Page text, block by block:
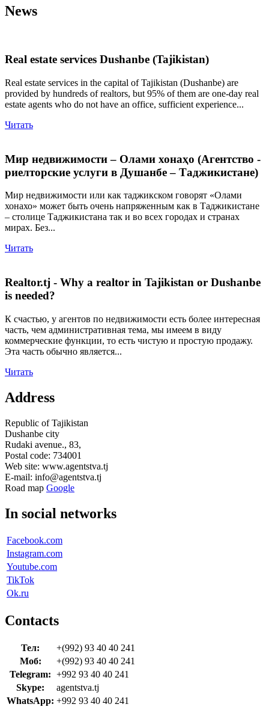
News
Real estate services Dushanbe (Tajikistan)
Real estate services in the capital of Tajikistan (Dushanbe) are
provided by hundreds of realtors, but 95% of them are one-day real
estate agents who do not have an office, sufficient experience...
Читать
Мир недвижимости – Олами хонаҳо (Агентство -
риелторские услуги в Душанбе – Таджикистане)
Мир недвижимости или как таджикском говорят «Олами
хонахо» может быть очень напряженным как в Таджикистане
– столице Таджикистана так и во всех городах и странах
мирах. Без...
Читать
Realtor.tj - Why a realtor in Tajikistan or Dushanbe
is needed?
К счастью, у агентов по недвижимости есть более интересная
часть, чем административная тема, мы имеем в виду
коммерческие функции, то есть чистую и простую продажу.
Эта часть обычно является...
Читать
Address
Republic of Tajikistan
Dushanbe city
Rudaki avenue., 83,
Postal code: 734001
Web site: www.agentstva.tj
E-mail: info@agentstva.tj
Road map Google
In social networks
Facebook.com
Instagram.com
Youtube.com
TikTok
Ok.ru
Contacts
Тел:
+(992) 93 40 40 241
Моб:
+(992) 93 40 40 241
Telegram: +992 93 40 40 241
Skype:
agentstva.tj
WhatsApp: +992 93 40 40 241